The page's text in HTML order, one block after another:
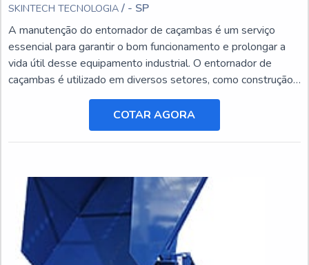
SKINTECH TECNOLOGIA / - SP
A manutenção do entornador de caçambas é um serviço
essencial para garantir o bom funcionamento e prolongar a
vida útil desse equipamento industrial. O entornador de
caçambas é utilizado em diversos setores, como construção
civil, mineração e agricultura, e está sujeito a desgastes e
danos ao longo do tempo.COTAR AGORA